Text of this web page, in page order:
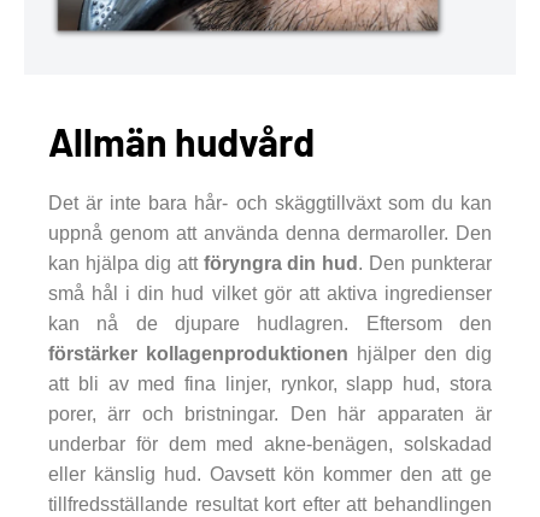
Allmän hudvård
Det är inte bara hår- och skäggtillväxt som du kan
uppnå genom att använda denna dermaroller. Den
kan hjälpa dig att föryngra din hud . Den punkterar
små hål i din hud vilket gör att aktiva ingredienser
kan nå de djupare hudlagren. Eftersom den
förstärker kollagenproduktionen hjälper den dig
att bli av med fina linjer, rynkor, slapp hud, stora
porer, ärr och bristningar. Den här apparaten är
underbar för dem med akne-benägen, solskadad
eller känslig hud. Oavsett kön kommer den att ge
tillfredsställande resultat kort efter att behandlingen